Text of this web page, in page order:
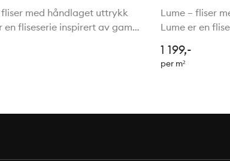
fliser med håndlaget uttrykk
en fliseserie inspirert av gamle
med moderne teknologi.
er en vakker kombinasjon
Lume – fliser
Lume er en
gjenskapt med
Resultatet er
1 199,-
per m²